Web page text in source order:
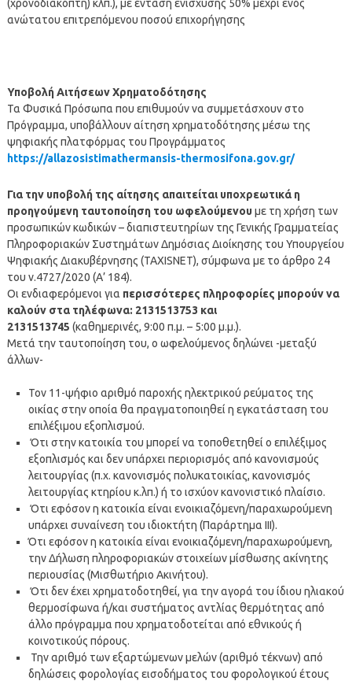
(χρονοδιακόπτη) κλπ.), με ένταση ενίσχυσης 50% μέχρι ενός
ανώτατου επιτρεπόμενου ποσού επιχορήγησης
Υποβολή Αιτήσεων Χρηματοδότησης
Τα Φυσικά Πρόσωπα που επιθυμούν να συμμετάσχουν στο
Πρόγραμμα, υποβάλλουν αίτηση χρηματοδότησης μέσω της
ψηφιακής πλατφόρμας του Προγράμματος
https://allazosistimathermansis-thermosifona.gov.gr/
Για την υποβολή της αίτησης απαιτείται υποχρεωτικά η
προηγούμενη ταυτοποίηση του ωφελούμενουμε τη χρήση των
προσωπικών κωδικών – διαπιστευτηρίων της Γενικής Γραμματείας
Πληροφοριακών Συστημάτων Δημόσιας Διοίκησης του Υπουργείου
Ψηφιακής Διακυβέρνησης (TAXISNET), σύμφωνα με το άρθρο 24
του ν.4727/2020 (Α’ 184).
Οι ενδιαφερόμενοι για περισσότερες πληροφορίες μπορούν να
καλούν στα τηλέφωνα: 2131513753 και
2131513745 (καθημερινές, 9:00 π.μ. – 5:00 μ.μ.).
Μετά την ταυτοποίηση του, ο ωφελούμενος δηλώνει -μεταξύ
άλλων-
Τον 11-ψήφιο αριθμό παροχής ηλεκτρικού ρεύματος της
οικίας στην οποία θα πραγματοποιηθεί η εγκατάσταση του
επιλέξιμου εξοπλισμού.
Ότι στην κατοικία του μπορεί να τοποθετηθεί ο επιλέξιμος
εξοπλισμός και δεν υπάρχει περιορισμός από κανονισμούς
λειτουργίας (π.χ. κανονισμός πολυκατοικίας, κανονισμός
λειτουργίας κτηρίου κ.λπ.) ή το ισχύον κανονιστικό πλαίσιο.
Ότι εφόσον η κατοικία είναι ενοικιαζόμενη/παραχωρούμενη
υπάρχει συναίνεση του ιδιοκτήτη (Παράρτημα ΙΙΙ).
Ότι εφόσον η κατοικία είναι ενοικιαζόμενη/παραχωρούμενη,
την Δήλωση πληροφοριακών στοιχείων μίσθωσης ακίνητης
περιουσίας (Μισθωτήριο Ακινήτου).
Ότι δεν έχει χρηματοδοτηθεί, για την αγορά του ίδιου ηλιακού
θερμοσίφωνα ή/και συστήματος αντλίας θερμότητας από
άλλο πρόγραμμα που χρηματοδοτείται από εθνικούς ή
κοινοτικούς πόρους.
Την αριθμό των εξαρτώμενων μελών (αριθμό τέκνων) από
δηλώσεις φορολογίας εισοδήματος του φορολογικού έτους